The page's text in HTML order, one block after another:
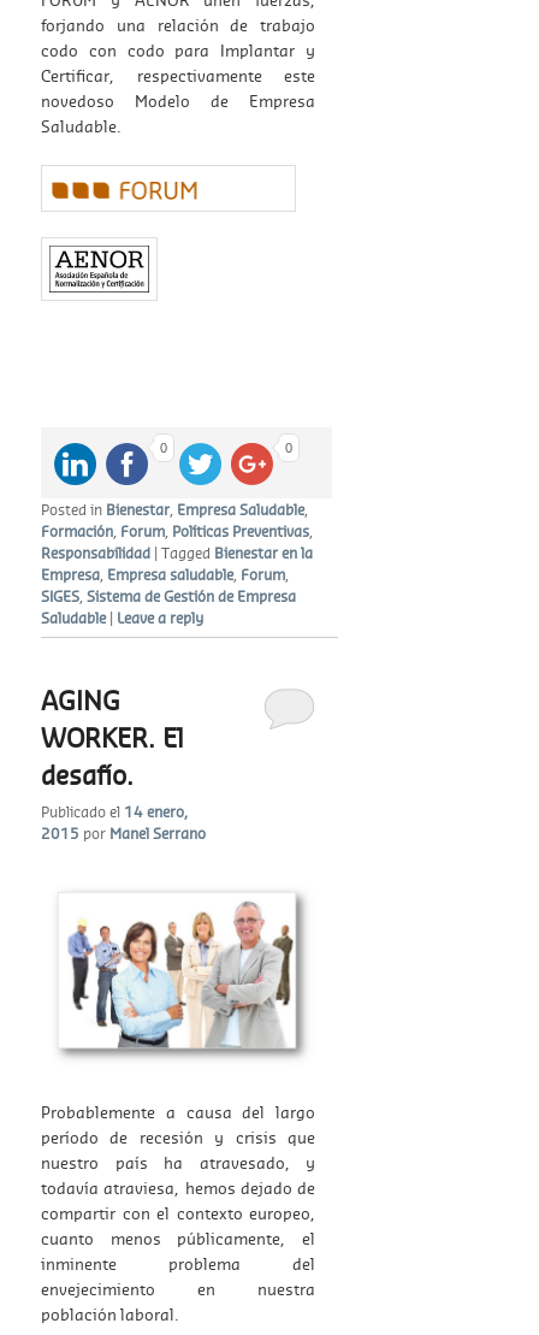
forjando una relación de trabajo
codo con codo para Implantar y
Certificar, respectivamente este
novedoso Modelo de Empresa
Saludable.
0 0
Posted in Bienestar Empresa Saludable,
Formación Forum Políticas Preventivas
Responsabilidad
|Tagged Bienestar en la
Empresa Empresa saludable, Forum
SIGES ,Sistema de Gestión de Empresa
Saludable
Leave a reply
AGING
WORKER. El
desafío.
Publicado el 14 enero,
2015 por Manel Serrano
Probablemente a causa del largo
período de recesión y crisis que
nuestro país ha atravesado, y
todavía atraviesa, hemos dejado de
compartir con el contexto europeo,
cuanto menos públicamente, el
inminente problema del
envejecimiento en nuestra
población laboral.